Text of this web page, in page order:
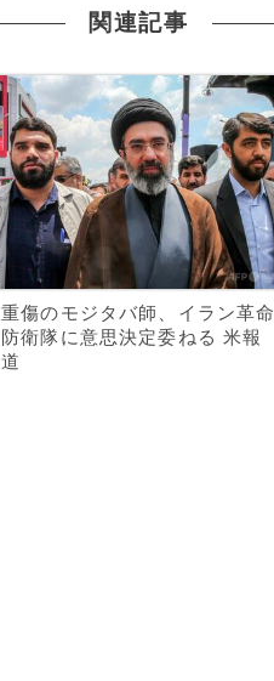
関連記事
重傷のモジタバ師、イラン革命
防衛隊に意思決定委ねる 米報
道